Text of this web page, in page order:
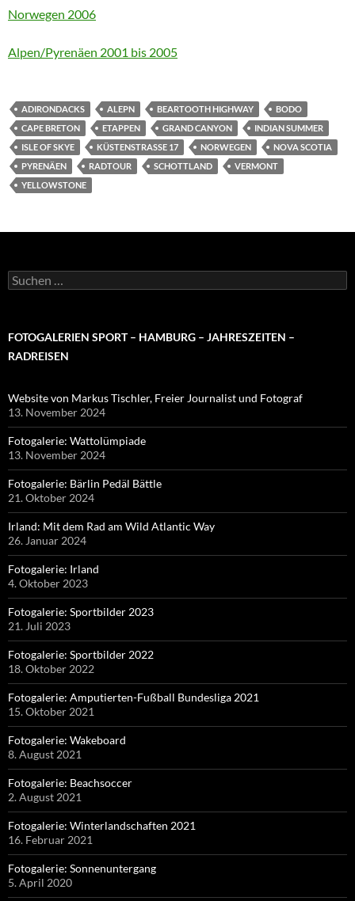
Norwegen 2006
Alpen/Pyrenäen 2001 bis 2005
ADIRONDACKS ALEPN BEARTOOTH HIGHWAY
BODO
CAPE BRETON
ETAPPEN GRAND CANYON
INDIAN SUMMER
ISLE OF SKYE
KÜSTENSTRASSE 17 NORWEGEN
NOVA SCOTIA
PYRENÄEN
RADTOUR SCHOTTLAND
VERMONT
YELLOWSTONE
Suchen
nach:
FOTOGALERIEN SPORT – HAMBURG – JAHRESZEITEN –
RADREISEN
Website von Markus Tischler, Freier Journalist und Fotograf
13. November 2024
Fotogalerie: Wattolümpiade
13. November 2024
Fotogalerie: Bärlin Pedäl Bättle
21. Oktober 2024
Irland: Mit dem Rad am Wild Atlantic Way
26. Januar 2024
Fotogalerie: Irland
4. Oktober 2023
Fotogalerie: Sportbilder 2023
21. Juli 2023
Fotogalerie: Sportbilder 2022
18. Oktober 2022
Fotogalerie: Amputierten-Fußball Bundesliga 2021
15. Oktober 2021
Fotogalerie: Wakeboard
8. August 2021
Fotogalerie: Beachsoccer
2. August 2021
Fotogalerie: Winterlandschaften 2021
16. Februar 2021
Fotogalerie: Sonnenuntergang
5. April 2020